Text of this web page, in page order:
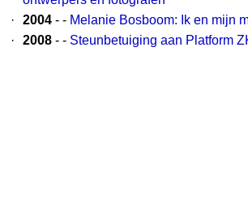
·
2004 - - Melanie Bosboom: Ik en mijn
·
2008 - - Steunbetuiging aan Platform